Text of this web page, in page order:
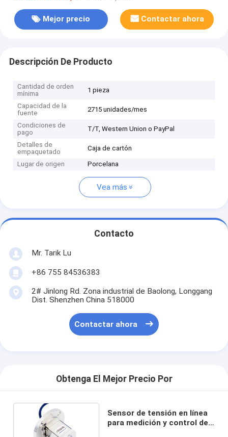
Mejor precio Contactar ahora
Descripción De Producto
Cantidad de orden
mínima
1 pieza
Capacidad de la
fuente
2715 unidades/mes
Condiciones de
pago
T/T, Western Union o PayPal
Detalles de
empaquetado
Caja de cartón
Lugar de origen Porcelana
Vea más
Contacto
Mr. Tarik Lu
+86 755 84536383
2# Jinlong Rd. Zona industrial de Baolong, Longgang
Dist. Shenzhen China 518000
Contactar ahora
Obtenga El Mejor Precio Por
Sensor de tensión en línea
para medición y control de